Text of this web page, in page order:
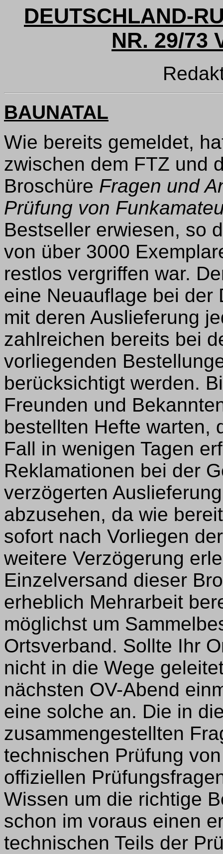
DEUTSCHLAND-
NR. 29/73
BAUNATAL
Wie bereits gemeldet,
zwischen dem FTZ und
Broschüre Fragen und
Prüfung von
Bestseller erwiesen, so
von über 3000
restlos vergriffen war.
eine Neuauflage bei der
mit deren Auslieferung
zahlreichen bereits bei
vorliegenden
berücksichtigt werden.
Freunden und
bestellten Hefte warten,
Fall in wenigen Tagen
Reklamationen bei der
verzögerten
abzusehen, da wie
sofort nach Vorliegen
weitere Verzögerung
Einzelversand dieser
erheblich Mehrarbeit
möglichst um
Ortsverband. Sollte Ihr
nicht in die Wege
nächsten OV-Abend
eine solche an. Die in
zusammengestellten
technischen Prüfung
offiziellen
Wissen um die richtige
schon im voraus einen
technischen Teils der